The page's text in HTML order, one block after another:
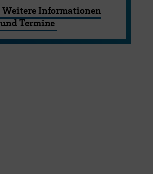
Weitere Informationen
und Termine